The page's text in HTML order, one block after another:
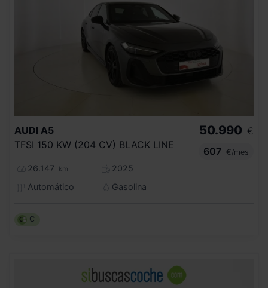
AUDI A5
TFSI 150 KW (204 CV) BLACK LINE
26.147 km
2025
Automático
Gasolina
50.990 €
607
€/mes
C